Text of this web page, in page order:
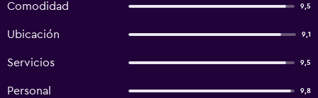
Comodidad 9,5
Ubicación 9,1
Servicios 9,5
Personal 9,8